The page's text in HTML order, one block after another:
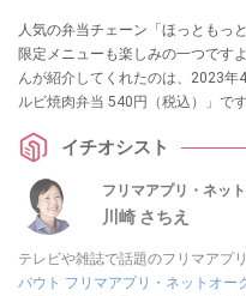
人気の弁当チェーン「ほっともっ
限定メニューも楽しみの一つです
んが紹介してくれたのは、2023年
ルビ焼肉弁当 540円（税込）」で
イチオシスト
フリマアプリ・ネッ
川崎 さちえ
テレビや雑誌で話題のフリマアプ
バウト フリマアプリ・ネットオ